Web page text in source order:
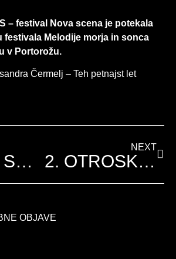
– festival
Nova scena je potekala
festivala Melodije morja in sonca
v Portorožu.
Čermelj – Teh petnajst let
2. NOVA SCENA FENS
NEXT
2. OTROŠKI FENS
OBJAVE